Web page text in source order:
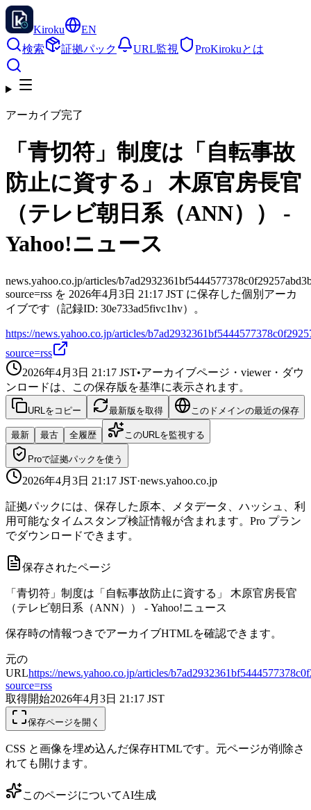
Kiroku
EN
検索
証拠パック URL監視 ProKirokuとは
アーカイブ完了
「青切符」制度は「自転事故
防止に資する」 木原官房長官
（テレビ朝日系（ANN）） -
Yahoo!ニュース
news.yahoo.co.jp/articles/
source=rss を 2026年4月3日 21:17 JST に保存した個別アーカ
イブです（記録ID: 30e733ad5fivc1hv）。
https://news.yahoo.co.jp/articles/
source=rss
2026年4月3日 21:17 JST•アーカイブページ・viewer・ダウ
ンロードは、この保存版を基準に表示されます。
URLをコピー 最新版を取得 このドメインの最近の保存
最新 最古 全履歴 このURLを監視する
Proで証拠パックを使う
2026年4月3日 21:17 JST·news.yahoo.co.jp
証拠パックには、保存した原本、メタデータ、ハッシュ、利
用可能なタイムスタンプ検証情報が含まれます。Pro プラン
でダウンロードできます。
保存されたページ
「青切符」制度は「自転事故防止に資する」 木原官房長官
（テレビ朝日系（ANN）） - Yahoo!ニュース
保存時の情報つきでアーカイブHTMLを確認できます。
元の
URLhttps://news.yahoo.co.jp/articles/
source=rss
取得開始2026年4月3日 21:17 JST
保存ページを開く
CSS と画像を埋め込んだ保存HTMLです。元ページが削除さ
れても開けます。
このページについてAI生成